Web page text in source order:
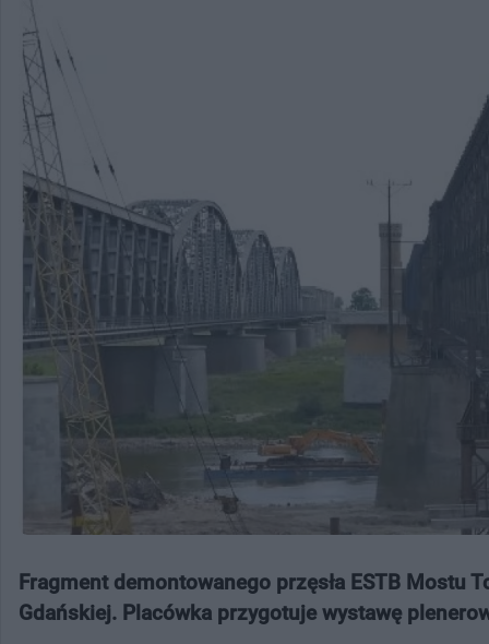
Fragment demontowanego przęsła ESTB Mostu
Gdańskiej. Placówka przygotuje wystawę